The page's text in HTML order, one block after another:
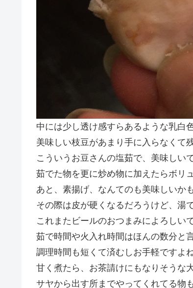
中には少し透け感すらあるような乳白
美味しい枝豆があまり手に入らなくて
こういうお豆さんの塩茹で、美味しい
茹でた物を更に炒め物に加えたらボリ
あと、素揚げ、なんてのも美味しいかも
その際は皮が硬くなるだろうけど、湯
これまたビールのおつまみによろしい
茹で時間や火入れ時間はほんの数分と
調理時間も短くて済むしお手軽ですよね
甘く煮たら、お茶請けにもなりそうな
サヤから出す所までやってくれてる物